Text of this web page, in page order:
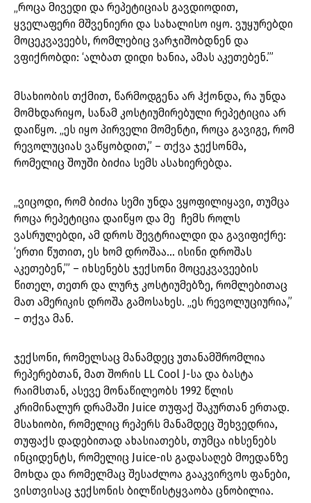
„როცა მივედი და რეპეტიციას გავდიოდით,
ყველაფერი მშვენიერი და სახალისო იყო. ვუყურებდი
მოცეკვავეებს, რომლებიც ვარჯიშობდნენ და
ვფიქრობდი: ‘ალბათ დიდი ხანია, ამას აკეთებენ.’”
მსახიობის თქმით, წარმოდგენა არ ჰქონდა, რა უნდა
მომხდარიყო, სანამ კოსტიუმირებული რეპეტიცია არ
დაიწყო. „ეს იყო პირველი მომენტი, როცა გავიგე, რომ
რევოლუციას ვაწყობდით,” – თქვა ჯექსონმა,
რომელიც შოუში ბიძია სემს ასახიერებდა.
„ვიცოდი, რომ ბიძია სემი უნდა ვყოფილიყავი, თუმცა
როცა რეპეტიცია დაიწყო და მე ჩემს როლს
ვასრულებდი, ამ დროს შევტრიალდი და გავიფიქრე:
‘ერთი წუთით, ეს ხომ დროშაა… ისინი დროშას
აკეთებენ,’” – იხსენებს ჯექსონი მოცეკვავეების
წითელ, თეთრ და ლურჯ კოსტიუმებზე, რომლებითაც
მათ ამერიკის დროშა გამოსახეს. „ეს რევოლუციურია,”
– თქვა მან.
ჯექსონი, რომელსაც მანამდეც უთანამშრომლია
რეპერებთან, მათ შორის LL Cool J-სა და ბასტა
რაიმსთან, ასევე მონაწილეობს 1992 წლის
კრიმინალურ დრამაში Juice თუფაქ შაკურთან ერთად.
მსახიობი, რომელიც რეპერს მანამდეც შეხვედრია,
თუფაქს დადებითად ახასიათებს, თუმცა იხსენებს
ინციდენტს, რომელიც Juice-ის გადასაღებ მოედანზე
მოხდა და რომელმაც შესაძლოა გააკვირვოს ფანები,
ვისთვისაც ჯექსონის ბილწისტყვაობა ცნობილია.